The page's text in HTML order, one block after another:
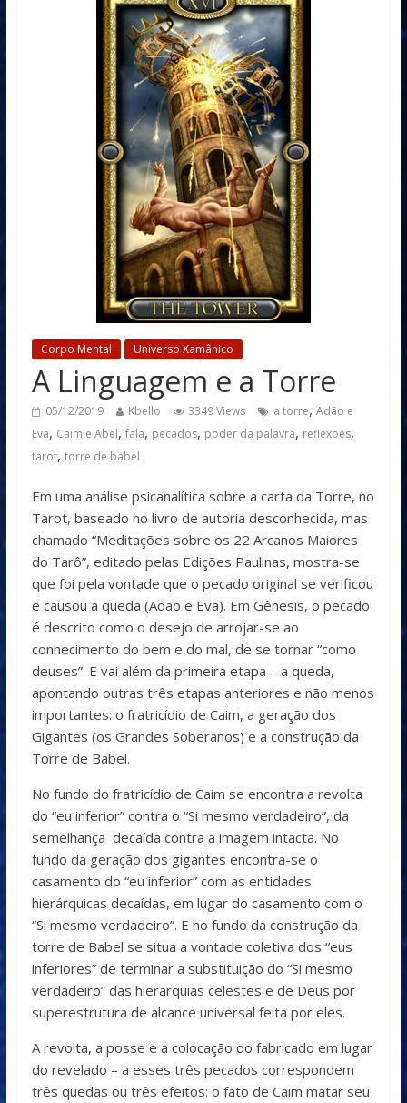
Corpo Mental Universo Xamânico
A Linguagem e a Torre
05/12/2019 Kbello 3349 Views a torre, Adão e
Eva, Caim e Abel, fala, pecados, poder da palavra, reflexões,
tarot, torre de babel
Em uma análise psicanalítica sobre a carta da Torre, no
Tarot, baseado no livro de autoria desconhecida, mas
chamado “Meditações sobre os 22 Arcanos Maiores
do Tarô”, editado pelas Edições Paulinas, mostra-se
que foi pela vontade que o pecado original se verificou
e causou a queda (Adão e Eva). Em Gênesis, o pecado
é descrito como o desejo de arrojar-se ao
conhecimento do bem e do mal, de se tornar “como
deuses”. E vai além da primeira etapa – a queda,
apontando outras três etapas anteriores e não menos
importantes: o fratricídio de Caim, a geração dos
Gigantes (os Grandes Soberanos) e a construção da
Torre de Babel.
No fundo do fratricídio de Caim se encontra a revolta
do “eu inferior” contra o “Si mesmo verdadeiro”, da
semelhança decaída contra a imagem intacta. No
fundo da geração dos gigantes encontra-se o
casamento do “eu inferior” com as entidades
hierárquicas decaídas, em lugar do casamento com o
“Si mesmo verdadeiro”. E no fundo da construção da
torre de Babel se situa a vontade coletiva dos “eus
inferiores” de terminar a substituição do “Si mesmo
verdadeiro” das hierarquias celestes e de Deus por
superestrutura de alcance universal feita por eles.
A revolta, a posse e a colocação do fabricado em lugar
do revelado – a esses três pecados correspondem
três quedas ou três efeitos: o fato de Caim matar seu